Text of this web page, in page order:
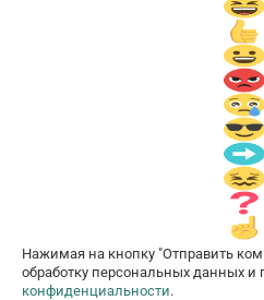
Нажимая на кнопку "Отправить
обработку персональных данных
конфиденциальности.